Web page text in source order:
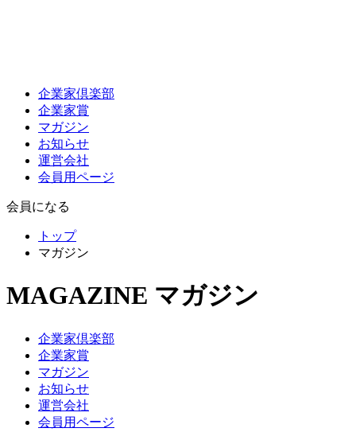
企業家倶楽部
企業家賞
マガジン
お知らせ
運営会社
会員用ページ
会員になる
トップ
マガジン
MAGAZINE マガジン
企業家倶楽部
企業家賞
マガジン
お知らせ
運営会社
会員用ページ